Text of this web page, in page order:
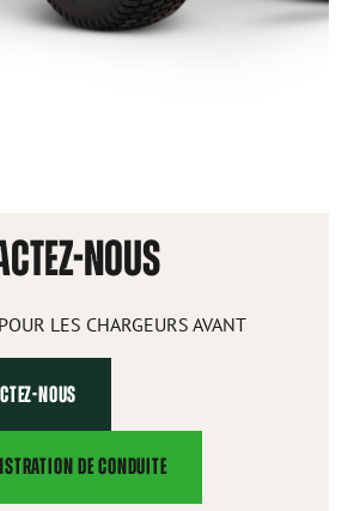
NOUS
LES CHARGEURS AVANT
NOUS
DE CONDUITE